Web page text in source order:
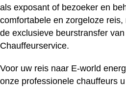
als exposant of bezoeker en
comfortabele en zorgeloze
de exclusieve beurstransfer
Chauffeurservice.
Voor uw reis naar E-world
onze professionele chauffeurs